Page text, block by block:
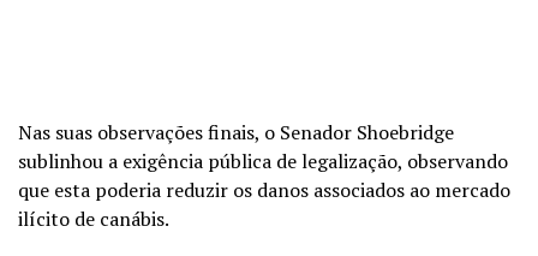
Nas suas observações finais, o Senador Shoebridge
sublinhou a exigência pública de legalização, observando
que esta poderia reduzir os danos associados ao mercado
ilícito de canábis.